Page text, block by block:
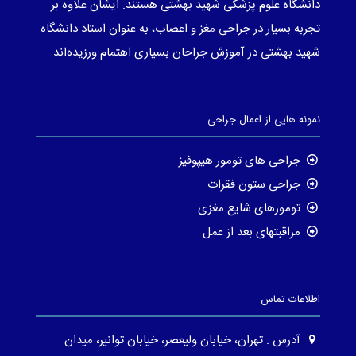
دانشگاه علوم پزشکی شهید بهشتی هستند. ایشان علاوه بر
تجربه بسیار در جراحی مغز و اعصاب، به عنوان استاد دانشگاه
شهید بهشتی در آموزش جراحان بسیاری اهتمام ورزیده‌اند.
نمونه هایی از اعمال جراحی
جراحی های تومور هیپوفیز
جراحی ستون فقرات
تومورهای شایع مغزی
مراقبتهای بعد از عمل
اطلاعات تماس
آدرس : تهران، خیابان ولیعصر، خیابان توانیر، میدان